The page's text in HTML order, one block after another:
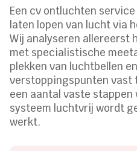
Een cv ontluchten
laten lopen van lucht via
Wij analyseren allereerst
met specialistische
plekken van luchtbellen
verstoppingspunten vast
een aantal vaste stappen
systeem luchtvrij wordt
werkt.